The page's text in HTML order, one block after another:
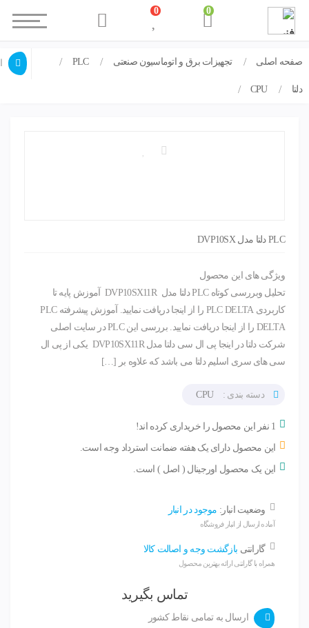
صفحه اصلی تجهیزات برق و اتوماسیون صنعتی PLC
دلتا CPU
PLC دلتا مدل DVP10SX
ویژگی های این محصول
تحلیل وبررسی کوتاه PLC دلتا مدل DVP10SX11R آموزش پایه تا
کاربردی PLC DELTA را از اینجا دریافت نمایید. آموزش پیشرفته PLC
DELTA را از اینجا دریافت نمایید. بررسی این PLC در سایت اصلی
شرکت دلتا در اینجا پی ال سی دلتا مدل DVP10SX11R یکی از پی ال
سی های سری اسلیم دلتا می باشد که علاوه بر […]
دسته بندی : CPU
1 نفر این محصول را خریداری کرده اند!
این محصول دارای یک هفته ضمانت استرداد وجه است.
این یک محصول اورجینال ( اصل ) است.
وضعیت انبار: موجود در انبار
آماده ارسال از انبار فروشگاه
گارانتی بازگشت وجه و اصالت کالا
همراه با گارانتی ارائه بهترین محصول
تماس بگیرید
ارسال به تمامی نقاط کشور
0
0